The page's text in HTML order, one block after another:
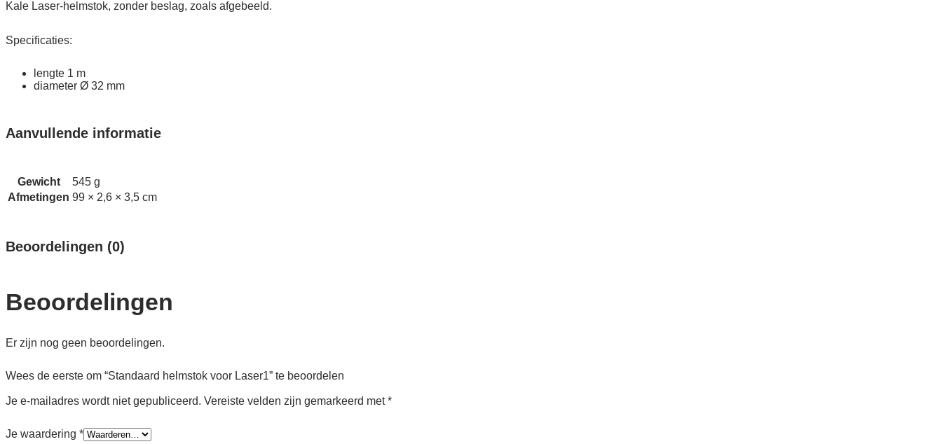
Kale Laser-helmstok, zonder beslag, zoals afgebeeld.
Specificaties:
lengte 1 m
diameter Ø 32 mm
Aanvullende informatie
Gewicht
545 g
Afmetingen 99 × 2,6 × 3,5 cm
Beoordelingen (0)
Beoordelingen
Er zijn nog geen beoordelingen.
Wees de eerste om “Standaard helmstok voor Laser1” te beoordelen
Je e-mailadres wordt niet gepubliceerd. Vereiste velden zijn gemarkeerd met*
Je waardering *